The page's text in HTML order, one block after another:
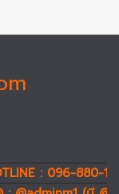
: 096-880-